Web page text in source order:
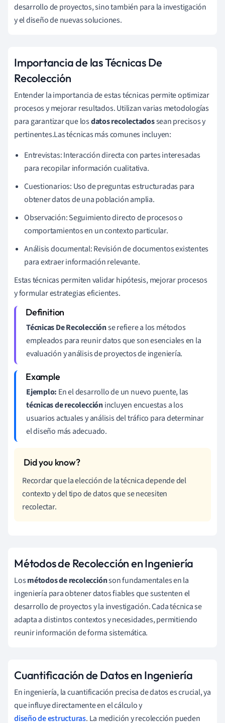
desarrollo de proyectos, sino también para la investigación
y el diseño de nuevas soluciones.
Importancia de las Técnicas De
Recolección
Entender la importancia de estas técnicas permite optimizar
procesos y mejorar resultados. Utilizan varias metodologías
para garantizar que losdatos recolectadossean precisos y
pertinentes.Las técnicas más comunes incluyen:
Entrevistas: Interacción directa con partes interesadas
para recopilar información cualitativa.
Cuestionarios: Uso de preguntas estructuradas para
obtener datos de una población amplia.
Observación: Seguimiento directo de procesos o
comportamientos en un contexto particular.
Análisis documental: Revisión de documentos existentes
para extraer información relevante.
Estas técnicas permiten validar hipótesis, mejorar procesos
y formular estrategias eficientes.
Técnicas De Recolecciónse refiere a los métodos
empleados para reunir datos que son esenciales en la
evaluación y análisis de proyectos de ingeniería.
Ejemplo: En el desarrollo de un nuevo puente, las
técnicas de recolecciónincluyen encuestas a los
usuarios actuales y análisis del tráfico para determinar
el diseño más adecuado.
Recordar que la elección de la técnica depende del
contexto y del tipo de datos que se necesiten
recolectar.
Métodos de Recolección en Ingeniería
Losmétodos de recolecciónson fundamentales en la
ingeniería para obtener datos fiables que sustenten el
desarrollo de proyectos y la investigación. Cada técnica se
adapta a distintos contextos y necesidades, permitiendo
reunir información de forma sistemática.
Cuantificación de Datos en Ingeniería
En ingeniería, la cuantificación precisa de datos es crucial, ya
que influye directamente en el cálculo y
diseño de estructuras. La medición y recolección pueden